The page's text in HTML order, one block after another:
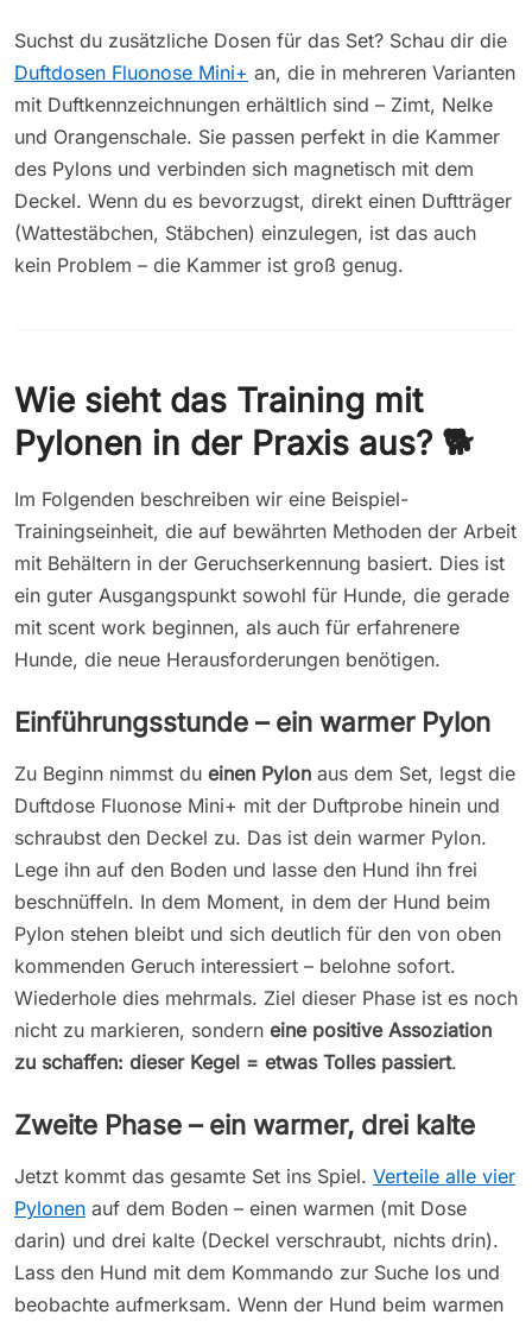
Suchst du zusätzliche Dosen für das Set? Schau dir die
Duftdosen Fluonose Mini+ an, die in mehreren Varianten
mit Duftkennzeichnungen erhältlich sind – Zimt, Nelke
und Orangenschale. Sie passen perfekt in die Kammer
des Pylons und verbinden sich magnetisch mit dem
Deckel. Wenn du es bevorzugst, direkt einen Duftträger
(Wattestäbchen, Stäbchen) einzulegen, ist das auch
kein Problem – die Kammer ist groß genug.
Wie sieht das Training mit
Pylonen in der Praxis aus? 🐕
Im Folgenden beschreiben wir eine Beispiel-
Trainingseinheit, die auf bewährten Methoden der Arbeit
mit Behältern in der Geruchserkennung basiert. Dies ist
ein guter Ausgangspunkt sowohl für Hunde, die gerade
mit scent work beginnen, als auch für erfahrenere
Hunde, die neue Herausforderungen benötigen.
Einführungsstunde – ein warmer Pylon
Zu Beginn nimmst du einen Pylon aus dem Set, legst die
Duftdose Fluonose Mini+ mit der Duftprobe hinein und
schraubst den Deckel zu. Das ist dein warmer Pylon.
Lege ihn auf den Boden und lasse den Hund ihn frei
beschnüffeln. In dem Moment, in dem der Hund beim
Pylon stehen bleibt und sich deutlich für den von oben
kommenden Geruch interessiert – belohne sofort.
Wiederhole dies mehrmals. Ziel dieser Phase ist es noch
nicht zu markieren, sondern eine positive Assoziation
zu schaffen: dieser Kegel = etwas Tolles passiert.
Zweite Phase – ein warmer, drei kalte
Jetzt kommt das gesamte Set ins Spiel. Verteile alle vier
Pylonen auf dem Boden – einen warmen (mit Dose
darin) und drei kalte (Deckel verschraubt, nichts drin).
Lass den Hund mit dem Kommando zur Suche los und
beobachte aufmerksam. Wenn der Hund beim warmen